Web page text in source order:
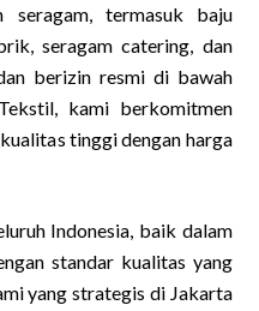
seragam, termasuk baju
seragam catering, dan
berizin resmi di bawah
kami berkomitmen
tinggi dengan harga
Indonesia, baik dalam
standar kualitas yang
yang strategis di Jakarta